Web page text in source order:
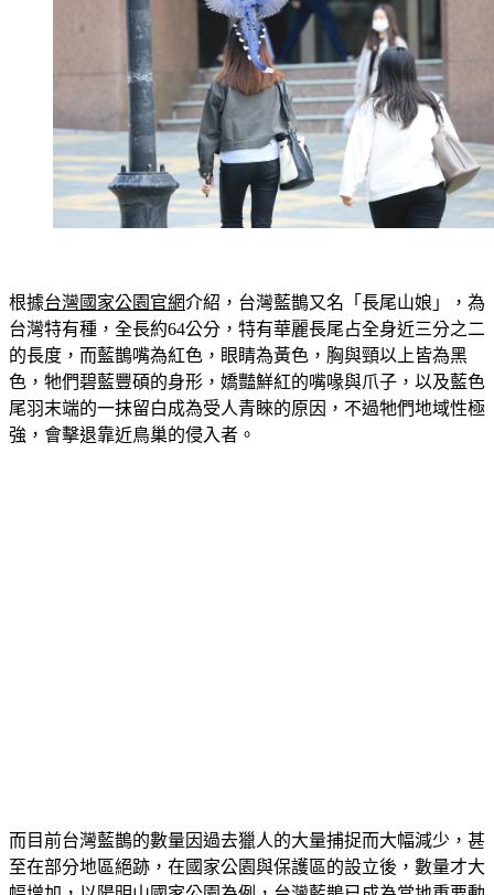
根據台灣國家公園官網介紹，台灣藍鵲又名「長尾山娘」，為
台灣特有種，全長約64公分，特有華麗長尾占全身近三分之二
的長度，而藍鵲嘴為紅色，眼睛為黃色，胸與頸以上皆為黑
色，牠們碧藍豐碩的身形，嬌豔鮮紅的嘴喙與爪子，以及藍色
尾羽末端的一抹留白成為受人青睞的原因，不過牠們地域性極
強，會擊退靠近鳥巢的侵入者。
而目前台灣藍鵲的數量因過去獵人的大量捕捉而大幅減少，甚
至在部分地區絕跡，在國家公園與保護區的設立後，數量才大